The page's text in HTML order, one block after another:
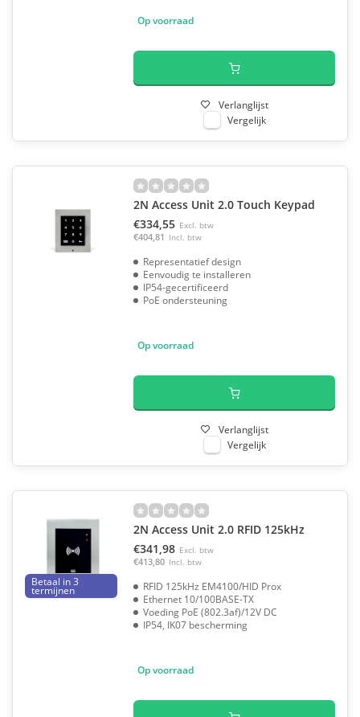
Op voorraad
Verlanglijst
Vergelijk
2N Access Unit 2.0 Touch Keypad
€334,55 Excl. btw
€404,81 Incl. btw
Representatief design
Eenvoudig te installeren
IP54-gecertificeerd
PoE ondersteuning
Op voorraad
Verlanglijst
Vergelijk
Betaal in 3
termijnen
2N Access Unit 2.0 RFID 125kHz
€341,98 Excl. btw
€413,80 Incl. btw
RFID 125kHz EM4100/HID Prox
Ethernet 10/100BASE-TX
Voeding PoE (802.3af)/12V DC
IP54, IK07 bescherming
Op voorraad